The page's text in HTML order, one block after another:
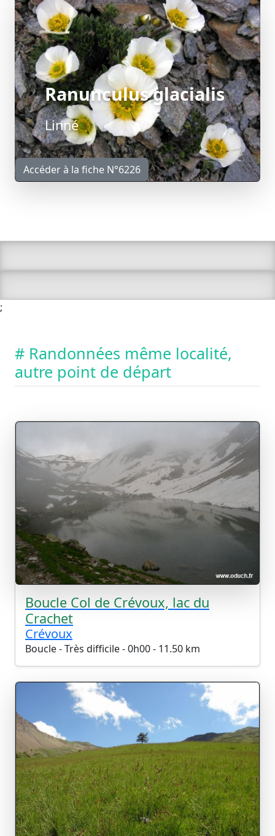
Ranunculus glacialis
Linné
Accéder à la fiche N°6226
;
# Randonnées même localité,
autre point de départ
Boucle Col de Crévoux, lac du
Crachet
Crévoux
Boucle - Très difficile - 0h00 - 11.50 km